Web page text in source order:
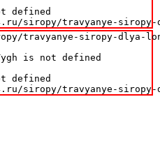
defined
siropy/travyanye-
travyanye-siropy-dlya-
is not defined
defined
siropy/travyanye-